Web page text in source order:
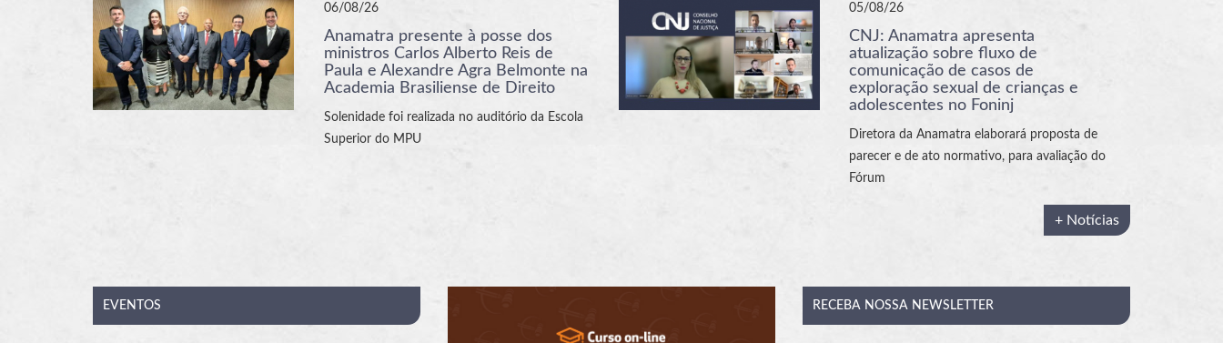
06/08/26
Anamatra presente à posse dos
ministros Carlos Alberto Reis de
Paula e Alexandre Agra Belmonte na
Academia Brasiliense de Direito
Solenidade foi realizada no auditório da Escola
Superior do MPU
05/08/26
CNJ: Anamatra apresenta
atualização sobre fluxo de
comunicação de casos de
exploração sexual de crianças e
adolescentes no Foninj
Diretora da Anamatra elaborará proposta de
parecer e de ato normativo, para avaliação do
Fórum
+ Notícias
EVENTOS RECEBA NOSSA NEWSLETTER